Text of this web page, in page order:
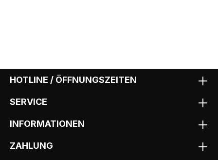
HOTLINE / ÖFFNUNGSZEITEN
SERVICE
INFORMATIONEN
ZAHLUNG